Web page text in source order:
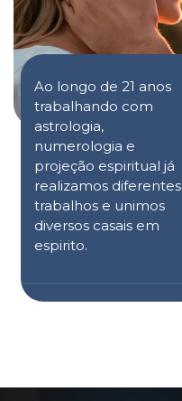
Ao longo de 21 anos
trabalhando com
astrologia,
numerologia e
projeção espiritual já
realizamos diferentes
trabalhos e unimos
diversos casais em
espirito.